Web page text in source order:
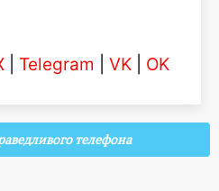
Telegram VK OK
телефона